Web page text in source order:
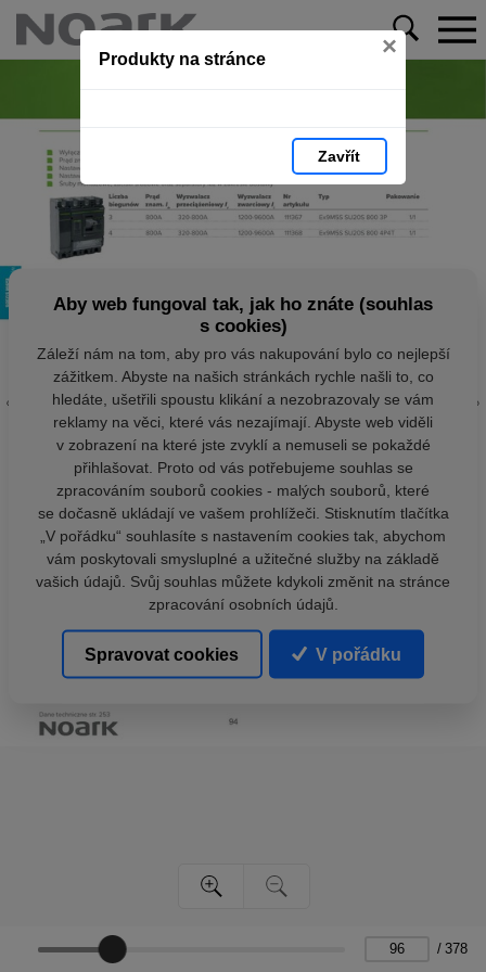
Produkty na stránce ×
Zavřít
/ 378
Aby web fungoval tak, jak ho znáte (souhlas
s cookies)
Záleží nám na tom, aby pro vás nakupování bylo co nejlepší
zážitkem. Abyste na našich stránkách rychle našli to, co
hledáte, ušetřili spoustu klikání a nezobrazovaly se vám
reklamy na věci, které vás nezajímají. Abyste web viděli
v zobrazení na které jste zvyklí a nemuseli se pokaždé
přihlašovat. Proto od vás potřebujeme souhlas se
zpracováním souborů cookies - malých souborů, které
se dočasně ukládají ve vašem prohlížeči. Stisknutím tlačítka
„V pořádku“ souhlasíte s nastavením cookies tak, abychom
vám poskytovali smysluplné a užitečné služby na základě
vašich údajů. Svůj souhlas můžete kdykoli změnit na stránce
zpracování osobních údajů.
Spravovat cookies V pořádku